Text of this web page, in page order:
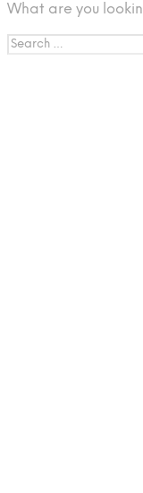
What are you
Search
for: